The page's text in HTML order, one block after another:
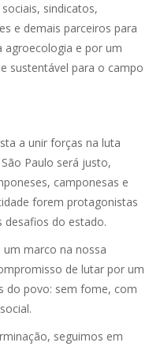
sindicatos,
e demais parceiros para
agroecologia e por um
sustentável para o campo
a unir forças na luta
Paulo será justo,
camponesas e
forem protagonistas
desafios do estado.
um marco na nossa
de lutar por um
do povo: sem fome, com
seguimos em